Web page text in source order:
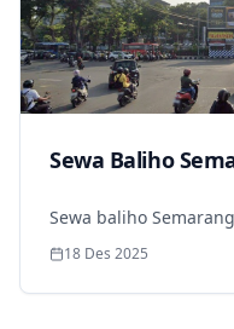
Sewa Baliho
Sewa baliho
18 Des 2025